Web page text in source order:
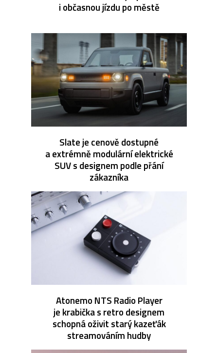
i občasnou jízdu po městě
Slate je cenově dostupné
a extrémně modulární elektrické
SUV s designem podle přání
zákazníka
Atonemo NTS Radio Player
je krabička s retro designem
schopná oživit starý kazeťák
streamováním hudby